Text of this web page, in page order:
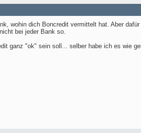
wohin dich Boncredit vermittelt hat. Aber
bei jeder Bank so.
ganz "ok" sein soll... selber habe ich es wie